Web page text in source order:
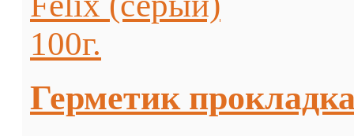
Герметик